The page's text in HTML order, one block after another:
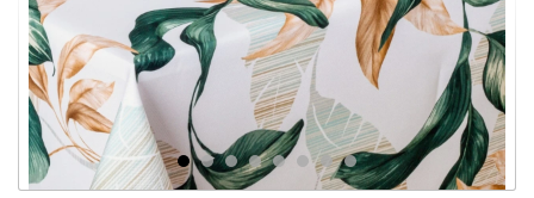
doskonale układają się na stole.
Obrusy Elbrus
produkujemy z tkaniny
posiadającej certyfikat Oeko-Tex Standard
100.
Pranie chemiczne -
czyścić w chloretylenie
lub benzynie
Prasowanie - p rasować w
temperaturze max. 150 st.
C
Obrus plamoodporny Minos 420508-106